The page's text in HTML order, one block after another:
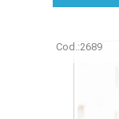
Cod.:2689